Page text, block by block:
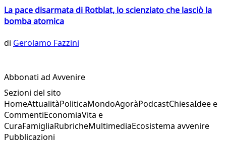
La pace disarmata di Rotblat, lo scienziato che lasciò la
bomba atomica
di Gerolamo Fazzini
Abbonati ad Avvenire
Sezioni del sito
HomeAttualitàPoliticaMondoAgoràPodcastChiesaIdee e
CommentiEconomiaVita e
CuraFamigliaRubricheMultimediaEcosistema avvenire
Pubblicazioni